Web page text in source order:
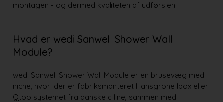
montagen - og dermed kvaliteten af udførslen.
Hvad er wedi Sanwell Shower Wall
Module?
wedi Sanwell Shower Wall Module er en brusevæg med
niche, hvori der er fabriksmonteret Hansgrohe Ibox eller
Qtoo systemet fra danske d line, sammen med